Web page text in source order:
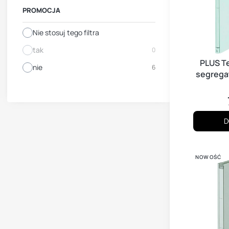
PROMOCJA
Nie stosuj tego filtra
tak
0
nie 6
PLUS
A4
NOWOŚĆ